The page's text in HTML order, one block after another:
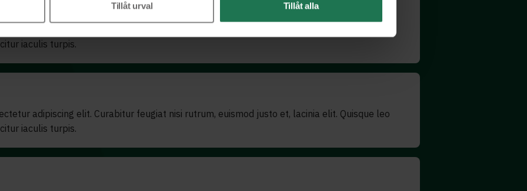
Tillåt urval Tillåt alla
adipiscing elit. Curabitur feugiat nisi rutrum, euismod justo et, lacinia elit. Quisque leo
iaculis turpis.
adipiscing elit. Curabitur feugiat nisi rutrum, euismod justo et, lacinia elit. Quisque leo
iaculis turpis.